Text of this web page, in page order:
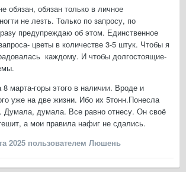
обязан, обязан только в личное
не лезть. Только по запросу, по
предупреждаю об этом. Единственное
цветы в количестве 3-5 штук. Чтобы я
каждому. И чтобы долгостоящие-
марта-горы этого в наличии. Вроде и
уже на две жизни. Ибо их 5тонн.Понесла
Думала, думала. Все равно отнесу. Он своё
а мои правила нафиг не сдались.
2025 пользователем Люшень